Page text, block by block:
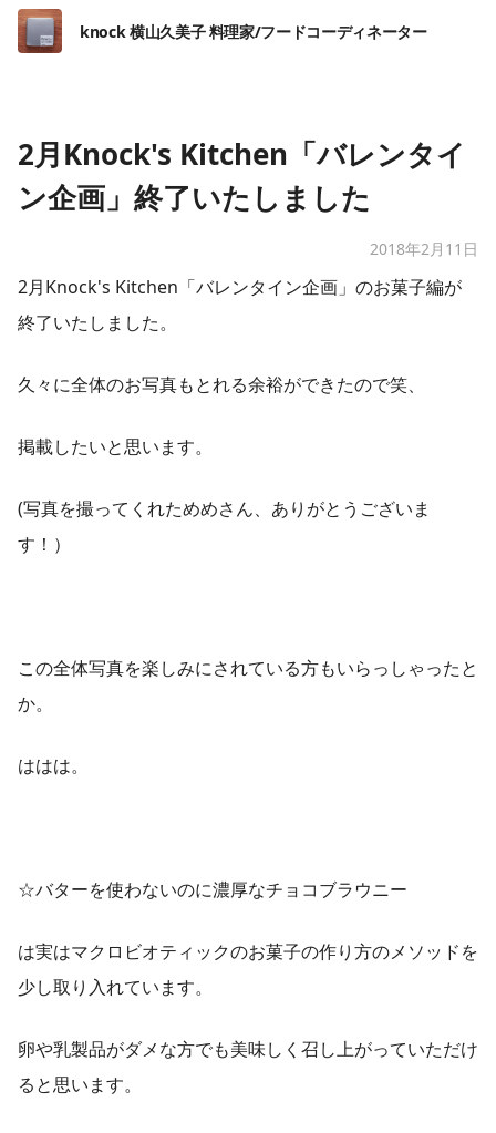
knock 横山久美子 料理家/フードコーディネーター
2月Knock's Kitchen「バレンタイ
ン企画」終了いたしました
2018年2月11日
2月Knock's Kitchen「バレンタイン企画」のお菓子編が
終了いたしました。
久々に全体のお写真もとれる余裕ができたので笑、
掲載したいと思います。
(写真を撮ってくれためめさん、ありがとうございま
す！）
この全体写真を楽しみにされている方もいらっしゃったと
か。
ははは。
☆バターを使わないのに濃厚なチョコブラウニー
は実はマクロビオティックのお菓子の作り方のメソッドを
少し取り入れています。
卵や乳製品がダメな方でも美味しく召し上がっていただけ
ると思います。